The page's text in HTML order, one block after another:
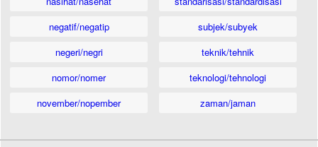
negatif/negatip
negeri/negri
nomor/nomer
november/nopember
subjek/subyek
teknik/tehnik
teknologi/tehnologi
zaman/jaman